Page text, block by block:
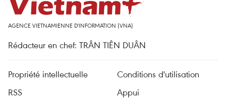
AGENCE VIETNAMIENNE D'INFORMATION (VNA)
Rédacteur en chef: TRÂN TIÊN DUÂN
Propriété intellectuelle
Conditions d'utilisation
RSS
Appui